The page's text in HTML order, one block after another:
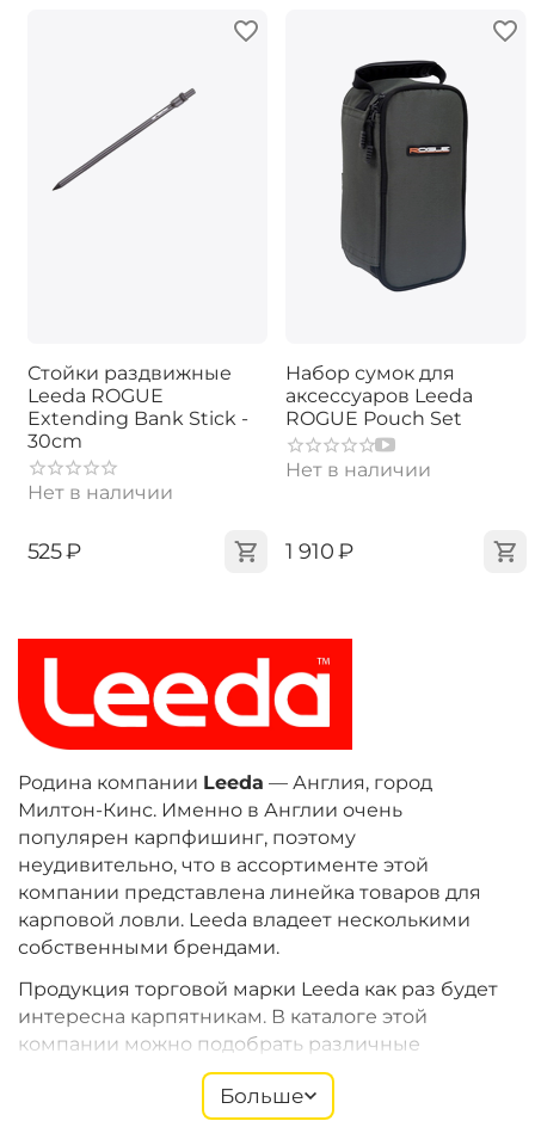
Родина компании Leeda — Англия, город
Милтон-Кинс. Именно в Англии очень
популярен карпфишинг, поэтому
неудивительно, что в ассортименте этой
компании представлена линейка товаров для
карповой ловли. Leeda владеет несколькими
собственными брендами.
Продукция торговой марки Leeda как раз будет
интересна карпятникам. В каталоге этой
компании можно подобрать различные
аксессуары для охоты за карпами — удилища,
катушки, род-поды, подсачеки и прочее.
Больше
Стойки раздвижные
Leeda ROGUE
Extending Bank Stick -
30cm
Нет в наличии
‍525‍₽
Набор сумок для
аксессуаров Leeda
ROGUE Pouch Set
Нет в наличии
‍1 910‍₽